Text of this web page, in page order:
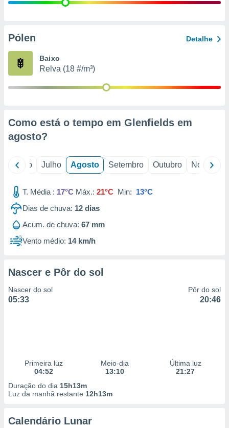
e
de
Pólen Detalhe
Baixo
Relva (18 #/m³)
Como está o tempo em Glenfields em
agosto?
Junho Julho Agosto Setembro Outubro Novembro
T. Média : 17°C Máx.: 21°C Min: 13°C
Dias de chuva: 12 dias
Acum. de chuva: 67 mm
Vento médio: 14 km/h
Nascer e Pôr do sol
Nascer do sol
05:33
Pôr do sol
20:46
Primeira luz
04:52
Meio-dia
13:10
Última luz
21:27
Duração do dia 15h13m
Luz da manhã restante 12h13m
Calendário Lunar